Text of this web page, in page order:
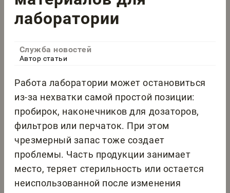
лаборатории
Служба новостей
Автор статьи
Работа лаборатории может остановиться
из-за нехватки самой простой позиции:
пробирок, наконечников для дозаторов,
фильтров или перчаток. При этом
чрезмерный запас тоже создает
проблемы. Часть продукции занимает
место, теряет стерильность или остается
неиспользованной после изменения